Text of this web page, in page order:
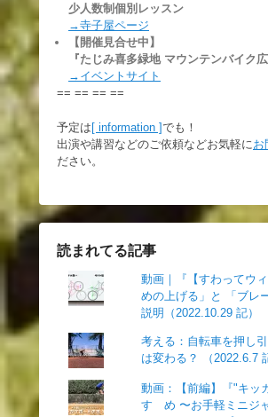
少人数制個別レッスン
→寺子屋ページ
【開催見合せ中】
『たじみ喜多緑地 マウンテンバイク広
→イベントサイト
== == == ==
予定は [ information ]でも！
出演や講習などのご依頼などお気軽に お
ださい。
読まれてる記事
動画｜『【すわってウ
めの上げる」と 「ブレ
説明（2022.10.29 記）
考える：自転車を押し
は変わる？ （2022.6.7
動画：【前編】『"キッ
すゝめ 〜お手軽ミニジ